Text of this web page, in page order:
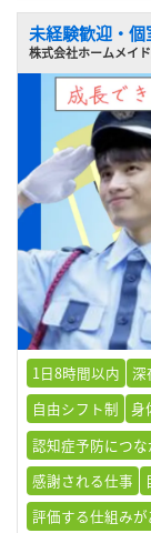
未経験歓迎・
株式会社ホームメイ
1日8時間以内 深
自由シフト制
身
認知症予防につ
感謝される仕事
評価する仕組み